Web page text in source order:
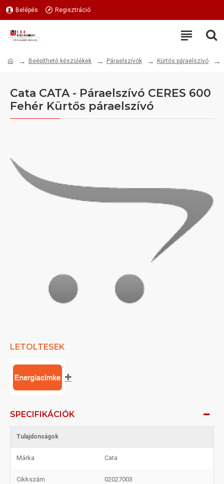
Belépés Regisztráció
Beépíthető készülékek Páraelszívók Kürtős páraelszívó
Cata CATA - Páraelszívó CERES 600
Fehér Kürtős páraelszívó
LETOLTESEK
SPECIFIKÁCIÓK
Tulajdonságok
Márka Cata
Cikkszám 02027003